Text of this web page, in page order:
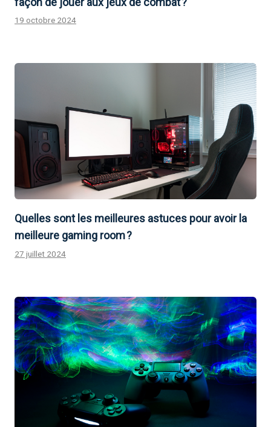
19 octobre 2024
Quelles sont les meilleures astuces pour avoir la
meilleure gaming room ?
27 juillet 2024